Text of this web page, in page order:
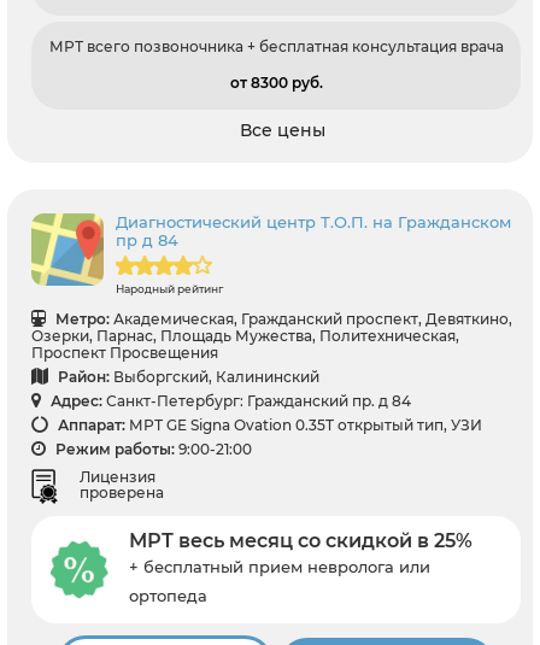
МРТ всего позвоночника + бесплатная консультация врача
от 8300 pуб.
Все цены
Диагностический центр Т.О.П. на Гражданском
пр д 84
Народный рейтинг
Метро: Академическая, Гражданский проспект, Девяткино,
Озерки, Парнас, Площадь Мужества, Политехническая,
Проспект Просвещения
Район: Выборгский, Калининский
Адрес: Санкт-Петербург: Гражданский пр. д 84
Аппарат: МРТ GE Signa Ovation 0.35T открытый тип, УЗИ
Режим работы: 9:00-21:00
Лицензия
проверена
МРТ весь месяц со скидкой в 25%
+ бесплатный прием невролога или
ортопеда